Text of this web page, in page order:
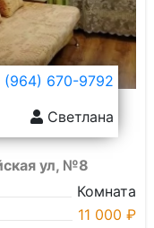
(964) 670-9792
Светлана
ул, №8
Комната
11 000 ₽